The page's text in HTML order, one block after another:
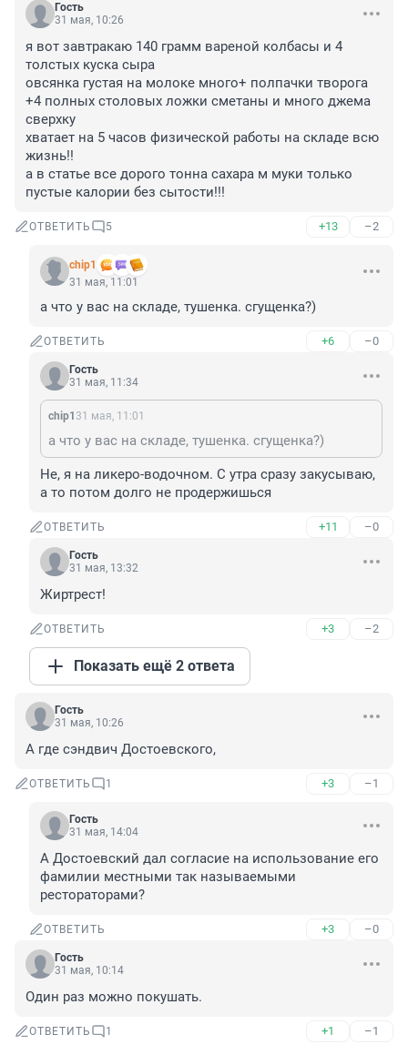
Гость
31 мая, 10:26
я вот завтракаю 140 грамм вареной колбасы и 4
толстых куска сыра
овсянка густая на молоке много+ полпачки творога
+4 полных столовых ложки сметаны и много джема
сверхку
хватает на 5 часов физической работы на складе всю
жизнь!!
а в статье все дорого тонна сахара м муки только
пустые калории без сытости!!!
ОТВЕТИТЬ 5 +13 –2
chip1
31 мая, 11:01
а что у вас на складе, тушенка. сгущенка?)
ОТВЕТИТЬ +6 –0
Гость
31 мая, 11:34
chip1 31 мая, 11:01
а что у вас на складе, тушенка. сгущенка?)
Не, я на ликеро-водочном. С утра сразу закусываю,
а то потом долго не продержишься
ОТВЕТИТЬ +11 –0
Гость
31 мая, 13:32
Жиртрест!
ОТВЕТИТЬ +3 –2
Показать ещё 2 ответа
Гость
31 мая, 10:26
А где сэндвич Достоевского,
ОТВЕТИТЬ 1 +3 –1
Гость
31 мая, 14:04
А Достоевский дал согласие на использование его
фамилии местными так называемыми
рестораторами?
ОТВЕТИТЬ +3 –0
Гость
31 мая, 10:14
Один раз можно покушать.
ОТВЕТИТЬ 1 +1 –1